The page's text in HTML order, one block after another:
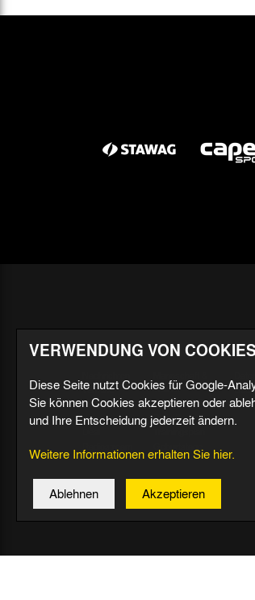
Aktuell
Termine
Tivoli Echo
Dauerkarten-
Profis
Trainer
Spiele & Tabelle
Statistik
VERWENDUNG VON COOKIES
Diese Seite nutzt Cookies für Google-
Sie können Cookies akzeptieren oder
und Ihre Entscheidung jederzeit ändern.
Weitere Informationen erhalten Sie hier.
Ablehnen Akzeptieren